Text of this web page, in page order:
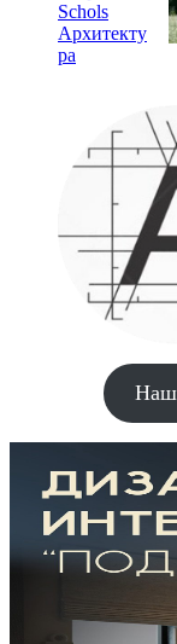
Schols
Архитекту
ра
Наш